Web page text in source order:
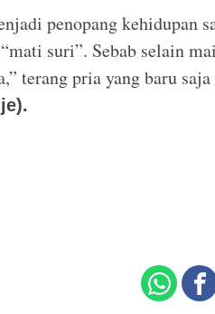
penopang kehidupan
suri”. Sebab selain
terang pria yang baru